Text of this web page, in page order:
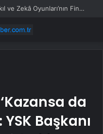
Başkan Altay, Genç KOMEK Akıl ve Zekâ Oyunları’nın Final Turunda Öğrencilerin Heyecanını Paylaştı
da
Başkanı